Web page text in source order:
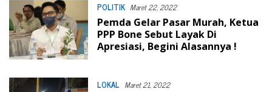
POLITIK Maret 22, 2022
Pemda Gelar Pasar Murah, Ketua
PPP Bone Sebut Layak Di
Apresiasi, Begini Alasannya !
LOKAL Maret 21, 2022